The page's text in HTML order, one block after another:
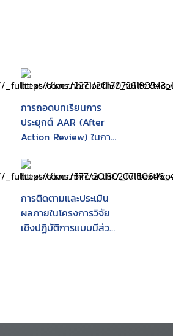
การถอดบทเรียนการ
ประยุกต์ AAR (After
Action Review) ในการ
โครงการวิจัยและพัฒนา
สาธารณะ-ท้องถิ่นน่าอยู่
การติดตามและประเมิน
ผลภายในโครงการวิจัย
เชิงปฏิบัติการแบบมีส่วน